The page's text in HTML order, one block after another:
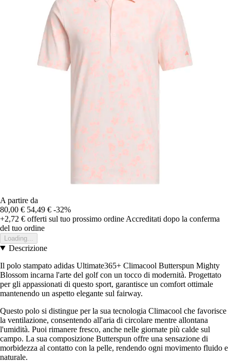
A partire da
80,00 € 54,49 € -32%
+2,72 € offerti sul tuo prossimo ordine Accreditati dopo la conferma
del tuo ordine
Loading...
Descrizione
Il polo stampato adidas Ultimate365+ Climacool Butterspun Mighty
Blossom incarna l'arte del golf con un tocco di modernità. Progettato
per gli appassionati di questo sport, garantisce un comfort ottimale
mantenendo un aspetto elegante sul fairway.
Questo polo si distingue per la sua tecnologia Climacool che favorisce
la ventilazione, consentendo all'aria di circolare mentre allontana
l'umidità. Puoi rimanere fresco, anche nelle giornate più calde sul
campo. La sua composizione Butterspun offre una sensazione di
morbidezza al contatto con la pelle, rendendo ogni movimento fluido e
naturale.